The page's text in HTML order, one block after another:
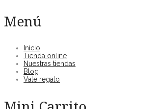
Menú
Inicio
Tienda online
Nuestras tiendas
Blog
Vale regalo